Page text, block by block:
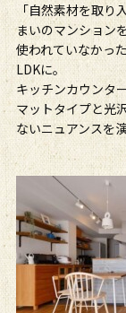
「自然素材を取り
まいのマンション
使われていなかっ
LDKに。
キッチンカウンタ
マットタイプと光
ないニュアンスを